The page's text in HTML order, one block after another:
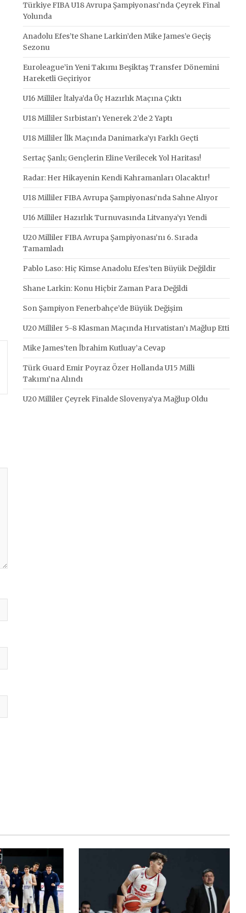
Türkiye FIBA U18 Avrupa Şampiyonası’nda Çeyrek Final
Yolunda
Anadolu Efes’te Shane Larkin’den Mike James’e Geçiş
Sezonu
Euroleague’in Yeni Takımı Beşiktaş Transfer Dönemini
Hareketli Geçiriyor
U16 Milliler İtalya’da Üç Hazırlık Maçına Çıktı
U18 Milliler Sırbistan’ı Yenerek 2’de 2 Yaptı
U18 Milliler İlk Maçında Danimarka’yı Farklı Geçti
Sertaç Şanlı; Gençlerin Eline Verilecek Yol Haritası!
Radar: Her Hikayenin Kendi Kahramanları Olacaktır!
U18 Milliler FIBA Avrupa Şampiyonası’nda Sahne Alıyor
U16 Milliler Hazırlık Turnuvasında Litvanya’yı Yendi
U20 Milliler FIBA Avrupa Şampiyonası’nı 6. Sırada
Tamamladı
Pablo Laso: Hiç Kimse Anadolu Efes’ten Büyük Değildir
Shane Larkin: Konu Hiçbir Zaman Para Değildi
Son Şampiyon Fenerbahçe’de Büyük Değişim
U20 Milliler 5-8 Klasman Maçında Hırvatistan’ı Mağlup Etti
Mike James’ten İbrahim Kutluay’a Cevap
Türk Guard Emir Poyraz Özer Hollanda U15 Milli
Takımı’na Alındı
U20 Milliler Çeyrek Finalde Slovenya’ya Mağlup Oldu